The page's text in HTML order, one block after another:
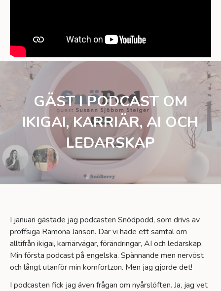
GÄST I PODCAST OM
IKIGAI, KARRIÄR, AI OCH
LEDARSKAP
I januari gästade jag podcasten Snödpodd, som drivs av
proffsiga Ramona Janson. Där vi hade ett samtal om
alltifrån ikigai, karriärvägar, förändringar, AI och ledarskap.
Min första podcast på engelska. Spännande men nervöst
och långt utanför min komfortzon. Men jag gjorde det!
I podcasten fick jag även frågan om nyårslöften. Ja, jag vet